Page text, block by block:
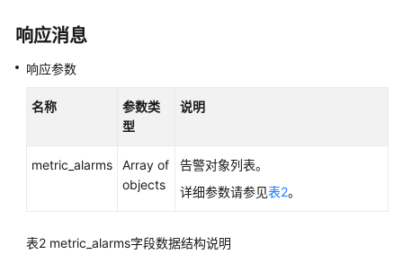
常
问
帮
更
多
响应消息
响应参数
名称
参数类
型
说明
metric_alarms
Array of
objects
告警对象列表。
详细参数请参见表2。
表2 metric_alarms字段数据结构说明